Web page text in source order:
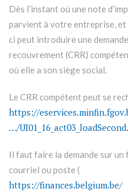
Dès l’instant où une note
parvient à votre entreprise,
ci peut introduire une
recouvrement (CRR)
où elle a son siège social.
Le CRR compétent peut se
https://
…/
Il faut faire la demande sur
courriel ou poste (
https://finances.belgium.be/